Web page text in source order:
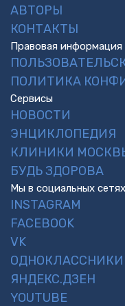
АВТОРЫ
КОНТАКТЫ
Правовая информация
ПОЛИТИКА
Сервисы
НОВОСТИ
ЭНЦИКЛОПЕДИЯ
КЛИНИКИ
БУДЬ ЗДОРОВА
Мы в социальных сетях
INSTAGRAM
FACEBOOK
VK
ОДНОКЛАССНИКИ
ЯНДЕКС.ДЗЕН
YOUTUBE